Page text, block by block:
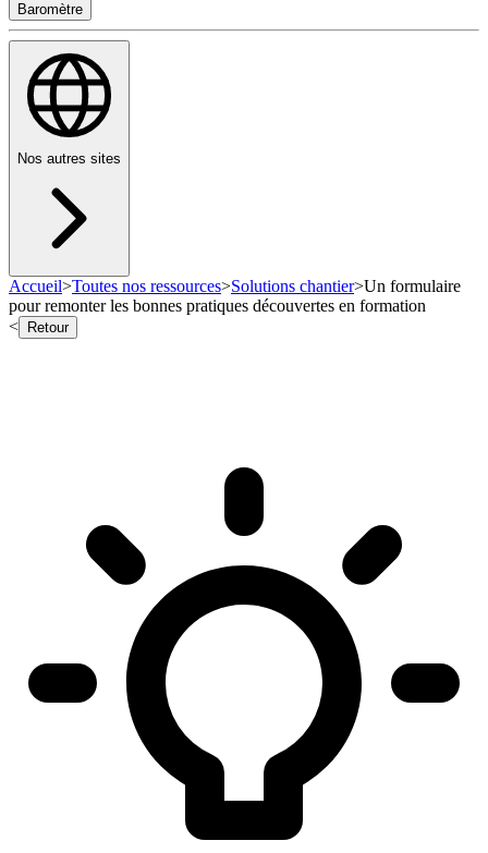
Baromètre
Nos autres sites
Accueil>Toutes nos ressources>Solutions chantier>Un formulaire
pour remonter les bonnes pratiques découvertes en formation
<
Retour